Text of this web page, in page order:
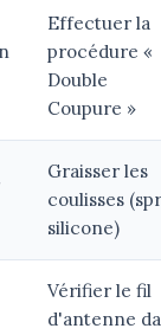
Effectuer la
procédure «
Double
Coupure »
Graisser les
coulisses
silicone)
Vérifier le fil
d'antenne